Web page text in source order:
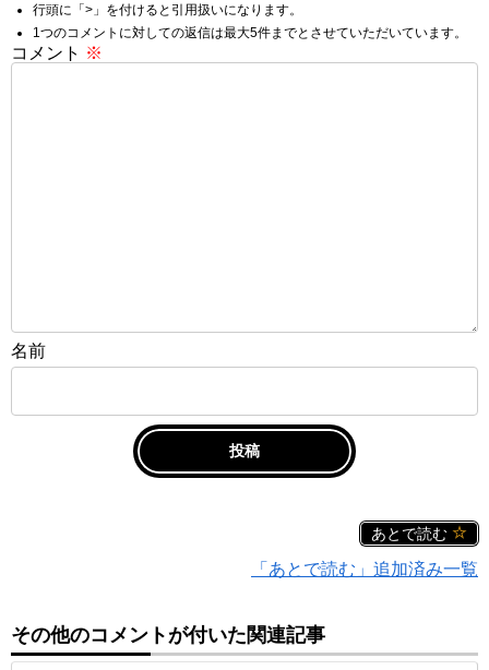
行頭に「>」を付けると引用扱いになります。
1つのコメントに対しての返信は最大5件までとさせていただいています。
コメント ※
名前
あとで読む
「あとで読む」追加済み一覧
その他のコメントが付いた関連記事